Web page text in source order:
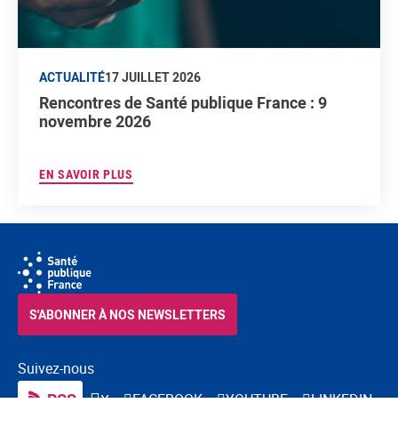
ACTUALITÉ17 JUILLET 2026
Rencontres de Santé publique France : 9
novembre 2026
EN SAVOIR PLUS
Suivez-nous
RSS X FACEBOOK YOUTUBE LINKEDIN
S'ABONNER À NOS NEWSLETTERS